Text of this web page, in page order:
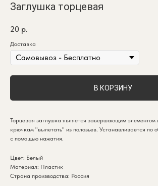
Заглушка торцевая
20 р.
Доставка
В КОРЗИНУ
Торцевая заглушка является завершающим элементом
крючкам "вылетать" из полозьев. Устанавливается по
с помощью нажатия.
Цвет: Белый
Материал: Пластик
Страна производства: Россия